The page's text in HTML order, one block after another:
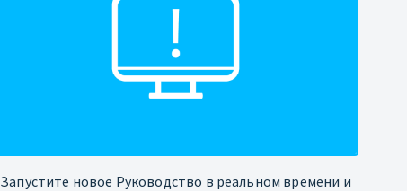
Запустите новое Руководство в реальном времени и